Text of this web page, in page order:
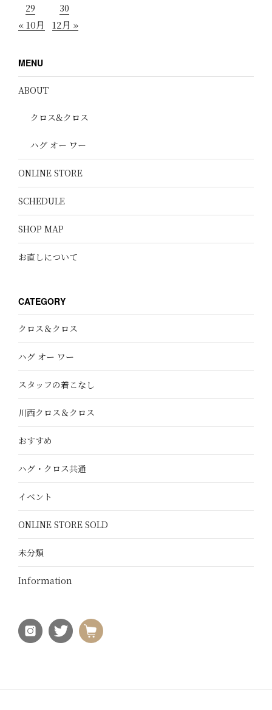
29
30
« 10月 12月 »
MENU
ABOUT
クロス&クロス
ハグ オー ワー
ONLINE STORE
SCHEDULE
SHOP MAP
お直しについて
CATEGORY
クロス＆クロス
ハグ オー ワー
スタッフの着こなし
川西クロス＆クロス
おすすめ
ハグ・クロス共通
イベント
ONLINE STORE SOLD
未分類
Information